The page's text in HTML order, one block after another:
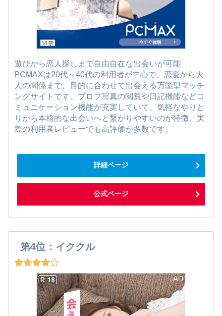
遊びから恋人探しまで自由自在な出会いが可能
PCMAXは20代～40代の利用者が中心で、恋愛から大
人の関係まで、目的に合わせて出会える万能型マッチ
ングサイトです。プロフ写真の閲覧や日記機能などコ
ミュニケーション機能が充実していて、気軽なやりと
りから本格的な出会いへと繋がりやすいのが特徴。実
際の利用者レビューでも高評価が多数です。
詳細ページ
公式ページ
第4位：イククル